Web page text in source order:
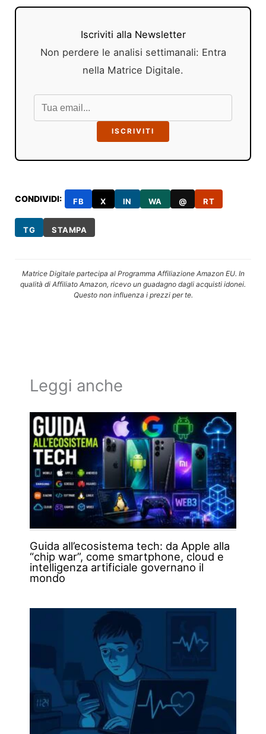
Iscriviti alla Newsletter
Non perdere le analisi settimanali: Entra
nella Matrice Digitale.
ISCRIVITI
CONDIVIDI: FB X IN WA @ RT
TG STAMPA
Matrice Digitale partecipa al Programma Affiliazione Amazon EU. In
qualità di Affiliato Amazon, ricevo un guadagno dagli acquisti idonei.
Questo non influenza i prezzi per te.
Leggi anche
Guida all’ecosistema tech: da Apple alla
“chip war”, come smartphone, cloud e
intelligenza artificiale governano il
mondo